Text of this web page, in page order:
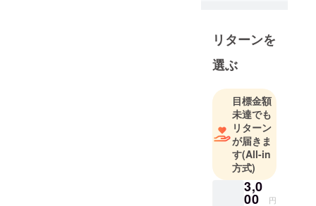
どで世代と
国籍が交わ
るお宿と
シェアキッ
チン「シー
ナと一平」
と、ブルワ
リーパブや
ギャラリー
のある複合
リターンを
選ぶ
目標金額
未達でも
リターン
が届きま
す(All-in
方式)
3,0
00 円